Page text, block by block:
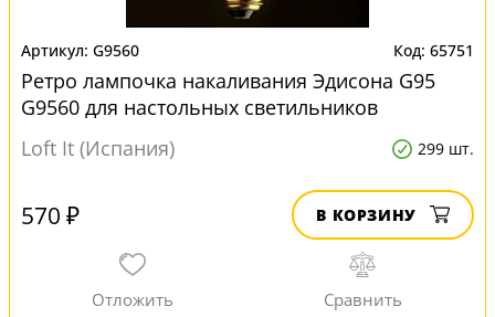
G9560 65751
Ретро лампочка накаливания Эдисона G95
G9560 для настольных светильников
Loft It (Испания)
299 шт.
570 ₽ В КОРЗИНУ